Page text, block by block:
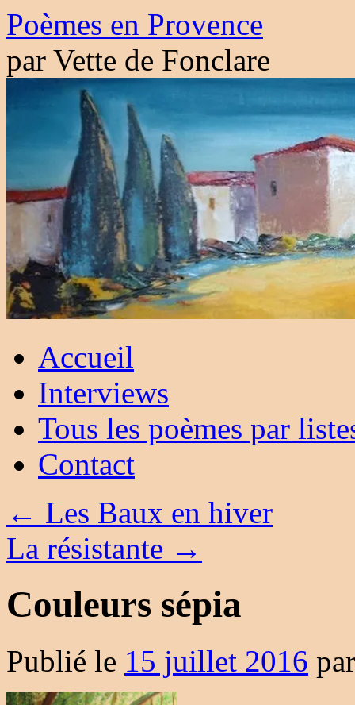
Aller
au
contenu
Poèmes en Provence
par Vette de Fonclare
Accueil
Interviews
Tous les poèmes par
Contact
← Les Baux en hiver
La résistante →
Couleurs sépia
Publié le 15 juillet 2016 par